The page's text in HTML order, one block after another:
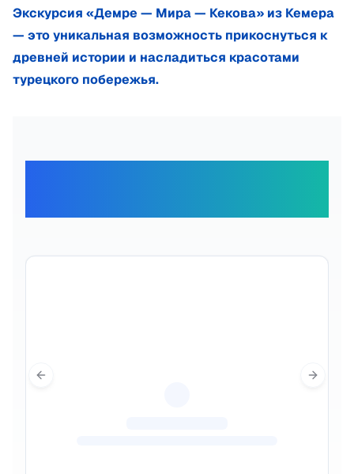
Экскурсия «Демре — Мира — Кекова» из Кемера
— это уникальная возможность прикоснуться к
древней истории и насладиться красотами
турецкого побережья.
Previous slide Next